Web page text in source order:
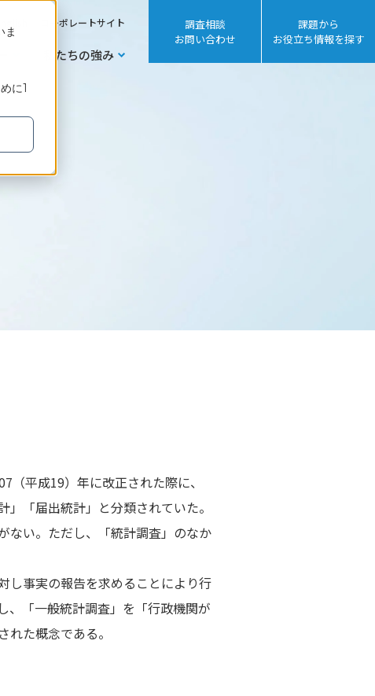
ま
に1
コーポレートサイト
私たちの強み
調査相談
お問い合わせ
課題から
お役立ち情報を探す
平成19）年に改正された際に、
「届出統計」と分類されていた。
ない。ただし、「統計調査」のなか
し事実の報告を求めることにより行
、「一般統計調査」を「行政機関が
た概念である。